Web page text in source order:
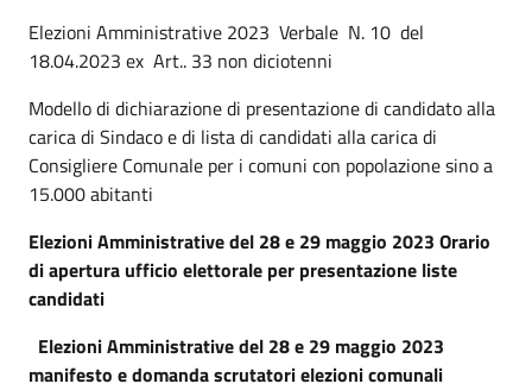
Elezioni Amministrative 2023 Verbale N. 10 del
18.04.2023 ex Art.. 33 non diciotenni
Modello di dichiarazione di presentazione di candidato alla
carica di Sindaco e di lista di candidati alla carica di
Consigliere Comunale per i comuni con popolazione sino a
15.000 abitanti
Elezioni Amministrative del 28 e 29 maggio 2023 Orario
di apertura ufficio elettorale per presentazione liste
candidati
Elezioni Amministrative del 28 e 29 maggio 2023
manifesto e domanda scrutatori elezioni comunali